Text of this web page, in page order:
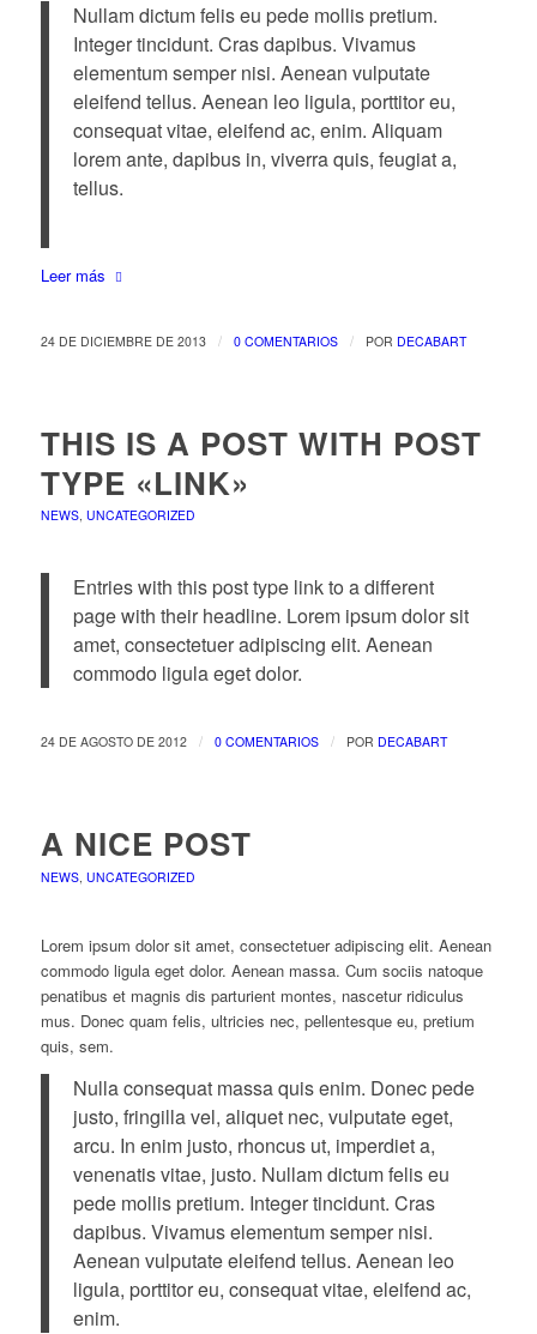
Nullam dictum felis eu pede mollis pretium.
Integer tincidunt. Cras dapibus. Vivamus
elementum semper nisi. Aenean vulputate
eleifend tellus. Aenean leo ligula, porttitor eu,
consequat vitae, eleifend ac, enim. Aliquam
lorem ante, dapibus in, viverra quis, feugiat a,
tellus.
Leer más
24 DE DICIEMBRE DE 2013 / 0 COMENTARIOS / POR DECABART
THIS IS A POST WITH POST
TYPE «LINK»
NEWS, UNCATEGORIZED
Entries with this post type link to a different
page with their headline. Lorem ipsum dolor sit
amet, consectetuer adipiscing elit. Aenean
commodo ligula eget dolor.
24 DE AGOSTO DE 2012 / 0 COMENTARIOS / POR DECABART
A NICE POST
NEWS, UNCATEGORIZED
Lorem ipsum dolor sit amet, consectetuer adipiscing elit. Aenean
commodo ligula eget dolor. Aenean massa. Cum sociis natoque
penatibus et magnis dis parturient montes, nascetur ridiculus
mus. Donec quam felis, ultricies nec, pellentesque eu, pretium
quis, sem.
Nulla consequat massa quis enim. Donec pede
justo, fringilla vel, aliquet nec, vulputate eget,
arcu. In enim justo, rhoncus ut, imperdiet a,
venenatis vitae, justo. Nullam dictum felis eu
pede mollis pretium. Integer tincidunt. Cras
dapibus. Vivamus elementum semper nisi.
Aenean vulputate eleifend tellus. Aenean leo
ligula, porttitor eu, consequat vitae, eleifend ac,
enim.